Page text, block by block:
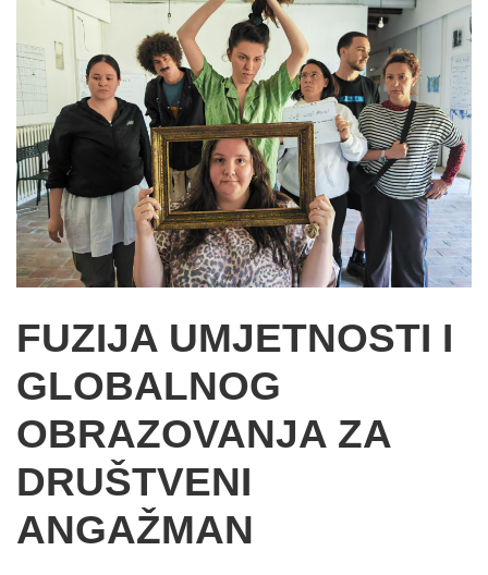
FUZIJA UMJETNOSTI I
GLOBALNOG
OBRAZOVANJA ZA
DRUŠTVENI
ANGAŽMAN